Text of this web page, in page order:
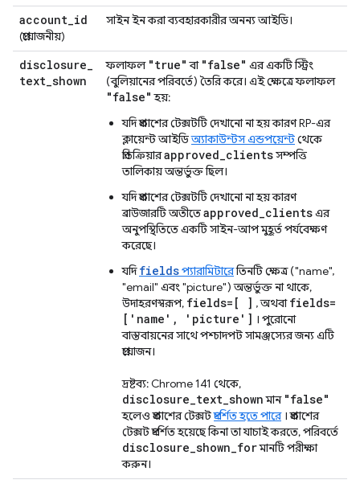
account_id
(প্রয়োজনীয়)
সাইন ইন করা ব্যবহারকারীর অনন্য আইডি।
disclosure_
text_shown
ফলাফল "true" বা "false" এর একটি স্ট্রিং
(বুলিয়ানের পরিবর্তে) তৈরি করে। এই ক্ষেত্রে ফলাফল
"false" হয়:
যদি প্রকাশের টেক্সটটি দেখানো না হয় কারণ RP-এর
ক্লায়েন্ট আইডিঅ্যাকাউন্টস এন্ডপয়েন্টথেকে
প্রতিক্রিয়ারapproved_clientsসম্পত্তি
তালিকায় অন্তর্ভুক্ত ছিল।
যদি প্রকাশের টেক্সটটি দেখানো না হয় কারণ
ব্রাউজারটি অতীতেapproved_clientsএর
অনুপস্থিতিতে একটি সাইন-আপ মুহূর্ত পর্যবেক্ষণ
করেছে।
যদিfieldsপ্যারামিটারেতিনটি ক্ষেত্র ("name",
"email" এবং "picture") অন্তর্ভুক্ত না থাকে,
উদাহরণস্বরূপ, fields=[ ] , অথবাfields=
['name', 'picture'] । পুরোনো
বাস্তবায়নের সাথে পশ্চাদপট সামঞ্জস্যের জন্য এটি
প্রয়োজন।
দ্রষ্টব্য: Chrome 141 থেকে,
disclosure_text_shownমান "false"
হলেও প্রকাশের টেক্সটপ্রদর্শিত হতে পারে। প্রকাশের
টেক্সট প্রদর্শিত হয়েছে কিনা তা যাচাই করতে, পরিবর্তে
disclosure_shown_forমানটি পরীক্ষা
করুন।